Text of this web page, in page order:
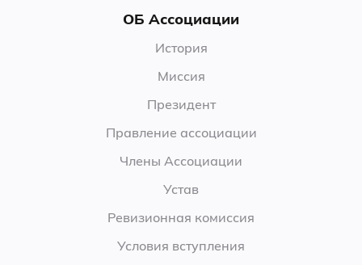
ОБ Ассоциации
История
Миссия
Президент
Правление ассоциации
Члены Ассоциации
Устав
Ревизионная комиссия
Условия вступления